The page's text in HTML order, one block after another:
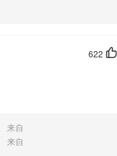
622
来自
来自